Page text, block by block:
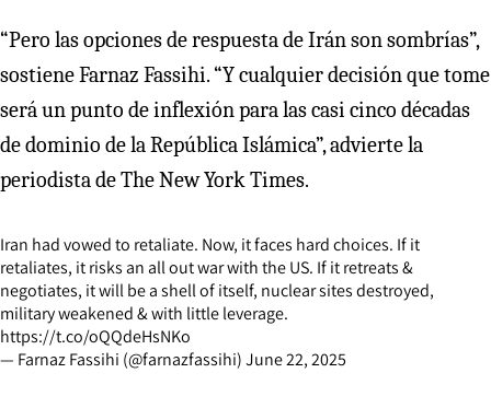
“Pero las opciones de respuesta de Irán son sombrías”,
sostiene Farnaz Fassihi. “Y cualquier decisión que tome
será un punto de inflexión para las casi cinco décadas
de dominio de la República Islámica”, advierte la
periodista de The New York Times.
Iran had vowed to retaliate. Now, it faces hard choices. If it
retaliates, it risks an all out war with the US. If it retreats &
negotiates, it will be a shell of itself, nuclear sites destroyed,
military weakened & with little leverage.
https://t.co/oQQdeHsNKo
— Farnaz Fassihi (@farnazfassihi)June 22, 2025